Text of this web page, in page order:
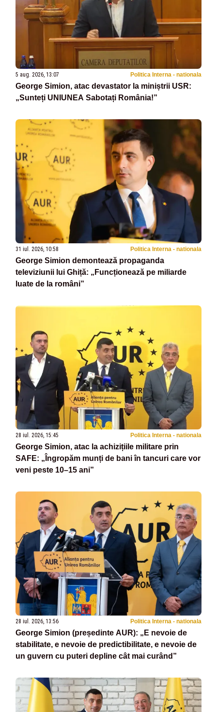
5 aug. 2026, 13:07 Politica Interna - nationala
George Simion, atac devastator la miniștrii USR:
„Sunteți UNIUNEA Sabotați România!”
31 iul. 2026, 10:58 Politica Interna - nationala
George Simion demontează propaganda
televiziunii lui Ghiță: „Funcționează pe miliarde
luate de la români”
28 iul. 2026, 15:45 Politica Interna - nationala
George Simion, atac la achizițiile militare prin
SAFE: „Îngropăm munți de bani în tancuri care vor
veni peste 10–15 ani”
28 iul. 2026, 13:56 Politica Interna - nationala
George Simion (președinte AUR): „E nevoie de
stabilitate, e nevoie de predictibilitate, e nevoie de
un guvern cu puteri depline cât mai curând”